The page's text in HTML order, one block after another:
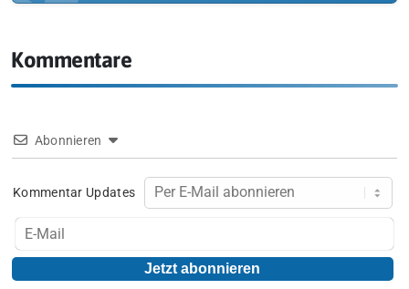
Kommentare
Abonnieren
Kommentar Updates